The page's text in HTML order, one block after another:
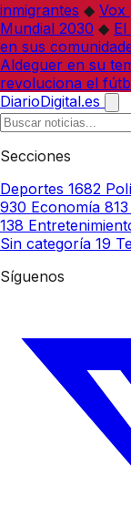
inmigrantes ◆ Vox
Mundial 2030 ◆
en sus
Aldeguer en su
revoluciona el
DiarioDigital.es
Secciones
Deportes 1682
930 Economía 813
138
Sin categoría 19
Síguenos